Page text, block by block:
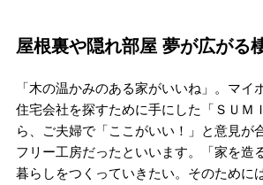
屋根裏や隠れ部屋 夢が広がる
「木の温かみのある家がいいね」。マイ
住宅会社を探すために手にした「ＳＵＭ
ら、ご夫婦で「ここがいい！」と意見が
フリー工房だったといいます。「家を造
暮らしをつくっていきたい。そのために